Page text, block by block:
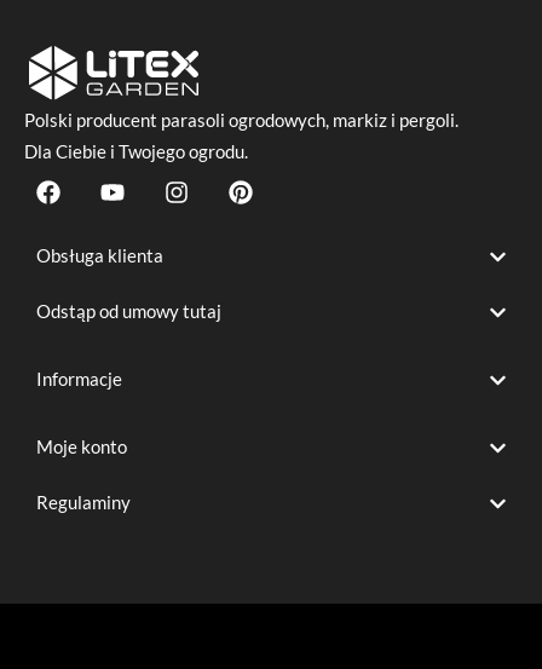
Polski producent parasoli ogrodowych, markiz i pergoli.
Dla Ciebie i Twojego ogrodu.
F
a
e
o
o
Y
o
t
b
e
I
n
g
r
P
i
Obsługa klienta
Odstąp od umowy tutaj
Informacje
Moje konto
Regulaminy